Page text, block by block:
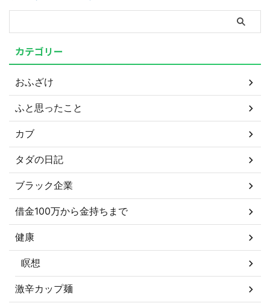
カテゴリー
おふざけ
ふと思ったこと
カブ
タダの日記
ブラック企業
借金100万から金持ちまで
健康
瞑想
激辛カップ麺